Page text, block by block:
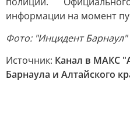
информации на момент
Фото: "Инцидент Барнаул"
Источник: Канал в МАКС
Барнаула и Алтайского